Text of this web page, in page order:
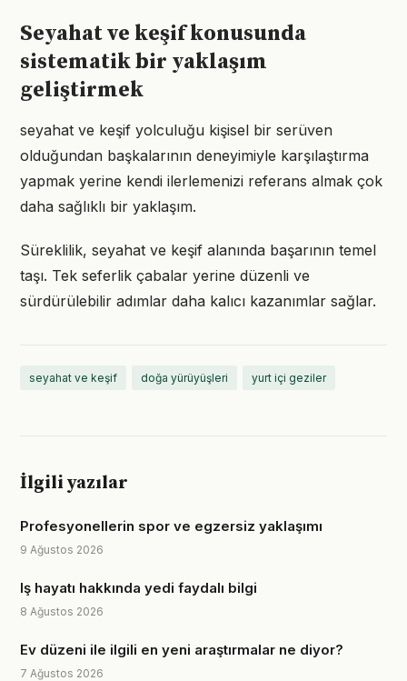
Seyahat ve keşif konusunda
sistematik bir yaklaşım
geliştirmek
seyahat ve keşif yolculuğu kişisel bir serüven
olduğundan başkalarının deneyimiyle karşılaştırma
yapmak yerine kendi ilerlemenizi referans almak çok
daha sağlıklı bir yaklaşım.
Süreklilik, seyahat ve keşif alanında başarının temel
taşı. Tek seferlik çabalar yerine düzenli ve
sürdürülebilir adımlar daha kalıcı kazanımlar sağlar.
seyahat ve keşif doğa yürüyüşleri yurt içi geziler
İlgili yazılar
Profesyonellerin spor ve egzersiz yaklaşımı
9 Ağustos 2026
Iş hayatı hakkında yedi faydalı bilgi
8 Ağustos 2026
Ev düzeni ile ilgili en yeni araştırmalar ne diyor?
7 Ağustos 2026